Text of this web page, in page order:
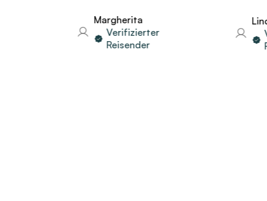
Margherita
Verifizierter
Reisender
Linda